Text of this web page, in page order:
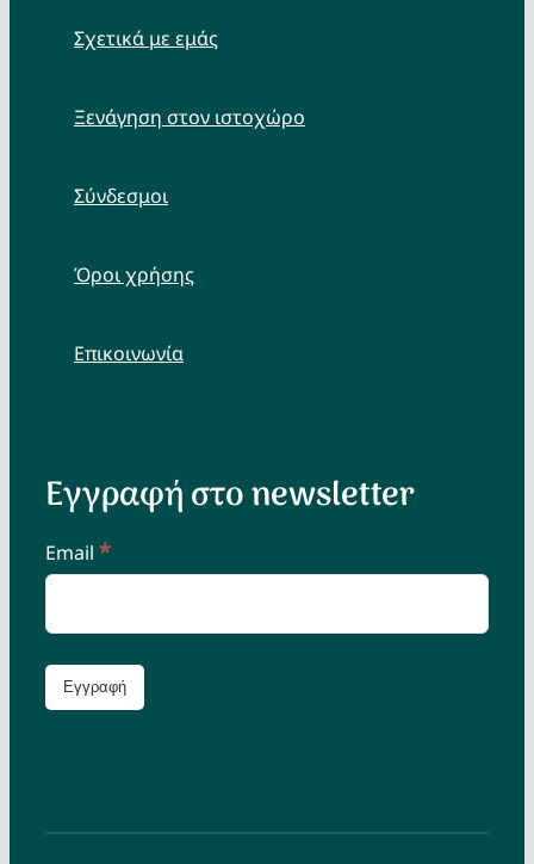
Σχετικά με εμάς
Ξενάγηση στον ιστοχώρο
Σύνδεσμοι
Όροι χρήσης
Επικοινωνία
Εγγραφή στο newsletter
Email *